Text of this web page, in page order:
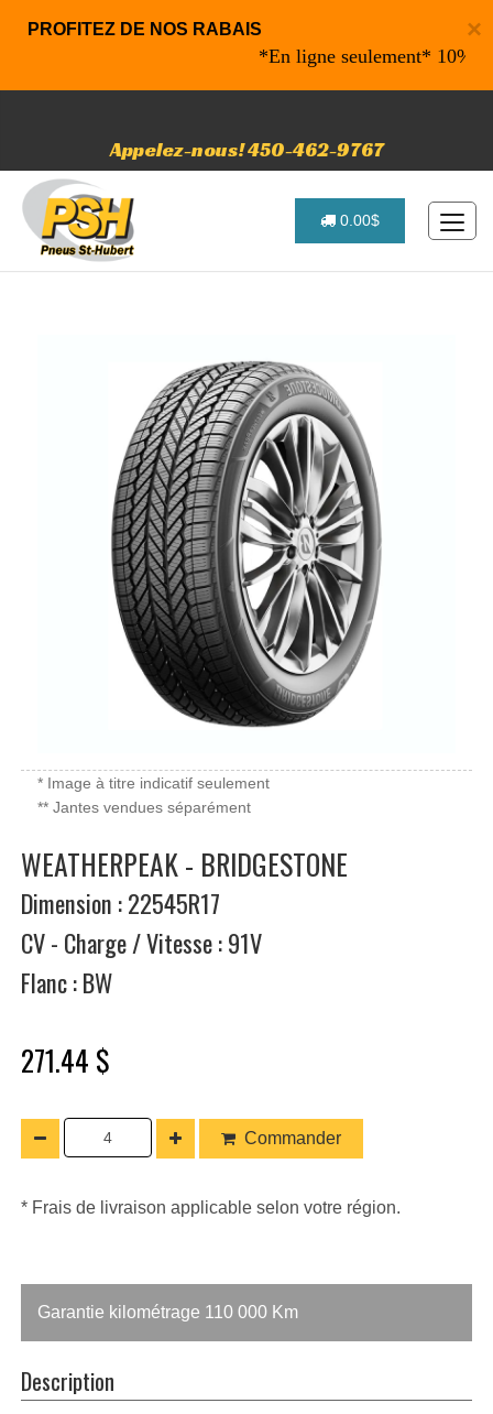
×
PROFITEZ DE NOS RABAIS
*En ligne seulement* 10% de
Appelez-nous! 450-462-9767
0.00$
* Image à titre indicatif seulement
** Jantes vendues séparément
WEATHERPEAK - BRIDGESTONE
Dimension : 22545R17
CV - Charge / Vitesse : 91V
Flanc : BW
271.44 $
Commander
* Frais de livraison applicable selon votre région.
Garantie kilométrage 110 000 Km
Description